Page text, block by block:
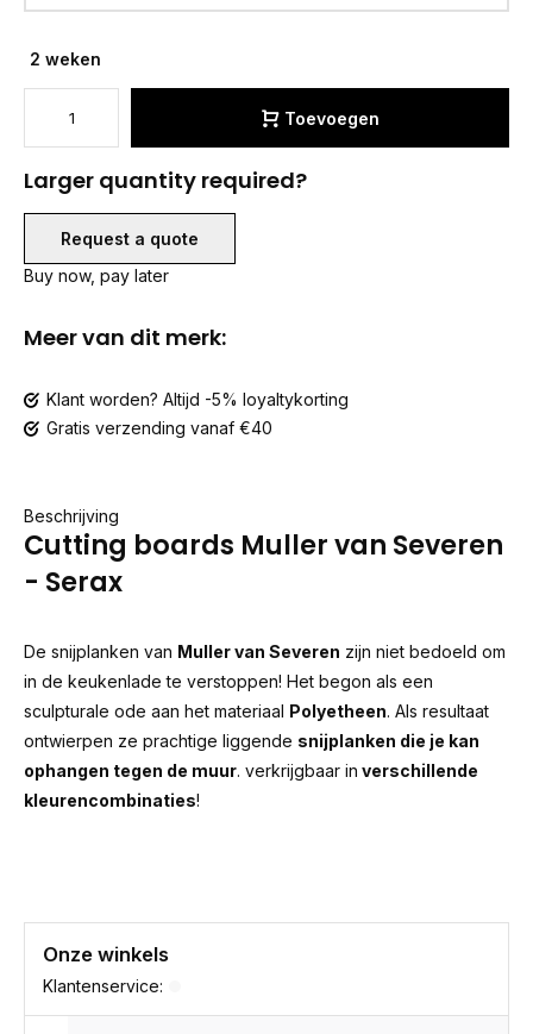
2 weken
Toevoegen
Larger quantity required?
Request a quote
Buy now, pay later
Meer van dit merk:
Klant worden? Altijd -5% loyaltykorting
Gratis verzending vanaf €40
Beschrijving
Cutting boards Muller van Severen
- Serax
De snijplanken van Muller van Severen zijn niet bedoeld om
in de keukenlade te verstoppen! Het begon als een
sculpturale ode aan het materiaal Polyetheen. Als resultaat
ontwierpen ze prachtige liggende snijplanken die je kan
ophangen tegen de muur. verkrijgbaar in verschillende
kleurencombinaties!
Onze winkels
Klantenservice: